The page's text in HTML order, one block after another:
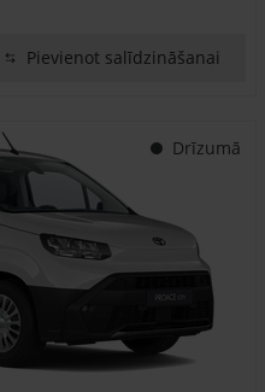
Pievienot salīdzināšanai
Drīzumā